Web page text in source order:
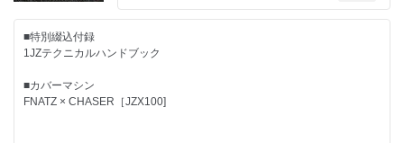
若手チューナーの月イチ誌上BLOG!? やんコラ
NEW PARTS GALLERY 2014
NEWS＆インフォメーション
D-SPORT CUP 2013 with Club-K Rd.4
■特別綴込付録
1JZテクニカルハンドブック
■カバーマシン
FNATZ × CHASER［JZX100]